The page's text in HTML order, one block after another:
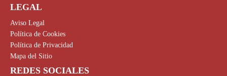
LEGAL
Aviso Legal
Política de Cookies
Política de Privacidad
Mapa del Sitio
REDES SOCIALES